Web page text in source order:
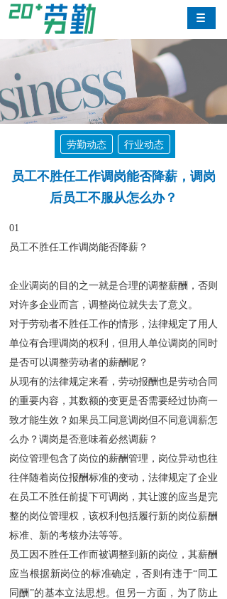
劳勤动态 行业动态
员工不胜任工作调岗能否降薪，调岗
后员工不服从怎么办？
01
员工不胜任工作调岗能否降薪？
企业调岗的目的之一就是合理的调整薪酬，否则
对许多企业而言，调整岗位就失去了意义。
对于劳动者不胜任工作的情形，法律规定了用人
单位有合理调岗的权利，但用人单位调岗的同时
是否可以调整劳动者的薪酬呢？
从现有的法律规定来看，劳动报酬也是劳动合同
的重要内容，其数额的变更是否需要经过协商一
致才能生效？如果员工同意调岗但不同意调薪怎
么办？调岗是否意味着必然调薪？
岗位管理包含了岗位的薪酬管理，岗位异动也往
往伴随着岗位报酬标准的变动，法律规定了企业
在员工不胜任前提下可调岗，其让渡的应当是完
整的岗位管理权，该权利包括履行新的岗位薪酬
标准、新的考核办法等等。
员工因不胜任工作而被调整到新的岗位，其薪酬
应当根据新岗位的标准确定，否则有违于“同工
同酬”的基本立法思想。但另一方面，为了防止